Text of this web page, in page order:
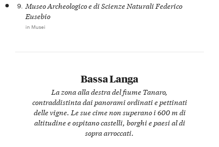
Bassa Langa
La zona alla destra del fiume Tanaro,
contraddistinta dai panorami ordinati e pettinati
delle vigne. Le sue cime non superano i 600 m di
altitudine e ospitano castelli, borghi e paesi al di
sopra arroccati.
9. Museo Archeologico e di Scienze Naturali Federico
Eusebio
in Musei